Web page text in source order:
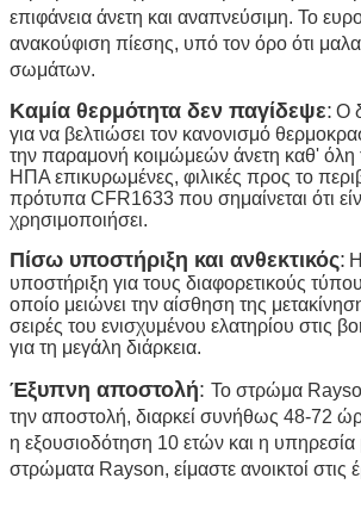
επιφάνεια άνετη και αναπνεύσιμη. Το
ανακούφιση πίεσης, υπό τον όρο ότι
σωμάτων.
Καμία θερμότητα δεν παγίδεψε: Ο
για να βελτιώσει τον κανονισμό
την παραμονή κοιμώμεών άνετη καθ' όλη
ΗΠΑ επικυρωμένες, φιλικές προς το
πρότυπα CFR1633 που σημαίνεται ότι
χρησιμοποιήσει.
Πίσω υποστήριξη και ανθεκτικός:
υποστήριξη για τους διαφορετικούς
οποίο μειώνει την αίσθηση της
σειρές του ενισχυμένου ελατηρίου
για τη μεγάλη διάρκεια.
Έξυπνη αποστολή: Το στρώμα
την αποστολή, διαρκεί συνήθως 48-72
η εξουσιοδότηση 10 ετών και η
στρώματα Rayson, είμαστε ανοικτοί στις